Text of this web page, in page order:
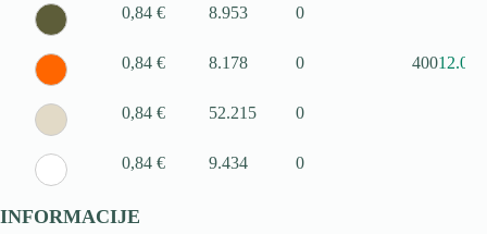
0,84 € 8.953 0
0,84 € 8.178 0 400
0,84 € 52.215 0
0,84 € 9.434 0
INFORMACIJE